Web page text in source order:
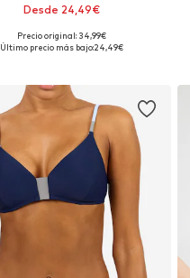
Desde 24,49€
+5
Disponible en muchas tallas
Precio original: 34,99€
Último precio más bajo:24,49€